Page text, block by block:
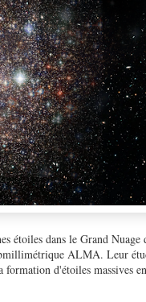
étoiles dans le Grand Nuage
ALMA. Leur
formation d'étoiles massives